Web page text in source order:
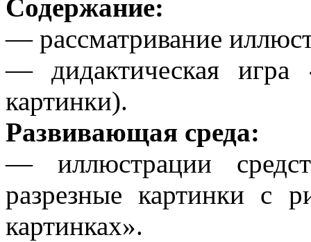
Содержание:
— рассматривание
— дидактическая игра
картинки).
Развивающая среда:
— иллюстрации
разрезные картинки с
картинках».